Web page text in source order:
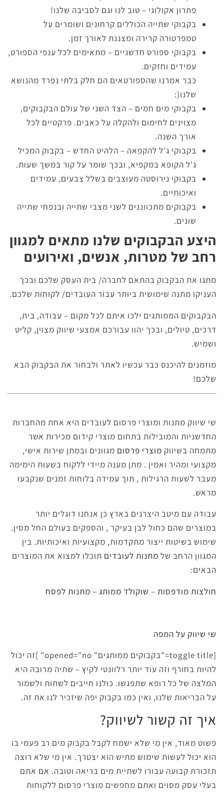
פתרון אקולוגי – טוב לנו וגם לסביבה שלנו!
בקבוקי שתייה הכוללים קרחונים ושומרים על
טמפרטורה קרירה ומצננת לאורך זמן.
בקבוקי ספורט חדשניים – מתאימים לכל ענפי הספורט,
עמידים וחזקים.
כבר אמרנו שהספורטאים הם חלק בלתי נפרד מהנושא
שלנו(:
בקבוקי מים חמים – הצד השני של עולם הבקבוקים,
מצוינים לחימום ולהקלה על כאבים. פרקטיים לכל
אורך השנה.
בקבוקי ג'ל להקפאה – הלהיט החדש – בקבוק המכיל
ג'ל הקופא במקפיא, ובכך שומר על קור במשך שעות.
בקבוקי נירוסטה מעוצבים בשלל צבעים, עמידים
ואיכותיים.
בקבוקים מתכווננים לשני מצבי שתייה ובנפחי שתייה
שונים.
היצע הבקבוקים שלנו מתאים למגוון
רחב של מטרות, אנשים, ואירועים
מתגו את הבקבוק בהתאם לחברה/ בית העסק שלכם ובכך
העניקו מתנה שימושית ביותר עבור העובדים/ לקוחות שלכם.
הבקבוקים הממותגים ילכו איתם לכל מקום – עבודה, בית,
דרכים, טיולים, ובכך יהוו עבורכם אמצעי שיווק מצוין, קליט
ושמיש.
מוזמנים להיכנס כבר עכשיו לאתר ולבחור את הבקבוק הבא
שלכם!
שי שיווק מתנות ומוצרי פרסום לעובדים היא אחת מהחברות
החדשניות והמובילות בתחום מוצרי קידום מכירות אשר
מתמחה בשיווק מוצרי פרסום מגוונים ובמתן שירות אישי,
מקצועי ומהיר ואמין . מתן מענה מיידי ללקוח בשעות הימימה
מעבר לשעות הרגילות , תוך עמידה בלוחות זמנים שנקבעו
מראש.
עבודה עם מיטב היצרנים בארץ כן אנחנו דוגלים יותר
במוצרים שהם כחול לבן בעיקר , והספקים בעולם החל מסין.
שימוש בשיטות ייצור מתקדמות, מִקצועיות ואיכותיות. בין
המגוון הרחב של מתנות לעובדים תוכלו למצוא את המוצרים
הבאים:
חולצות מודפסות – שוקולד ממותג – מתנות לפסח
שי שיווק על המפה
[toggle title="בקבוקים ממותגים" opened="no" ]זה יכול
להיות בחורף וזה עוד יותר רלוונטי לקיץ – שתיה מרובה היא
המלצה של כל רופא שתפגשו. כולנו חייבים לשתות ולשמור
על הבריאות שלנו, ואין כמו בקבוק יפה שיזכיר לנו את זה.
איך זה קשור לשיווק?
פשוט מאוד, אין מי שלא ישמח לקבל בקבוק מים רב פעמי בו
הוא יכול לעשות שימוש מתיש הוא יצטרך. אין מי שלא רוצה
תזכורת קבועה עבורו לשתיית מים בריאה וטובה. אם אתם
בעלי עסק מסוים ואתם מחפשים מוצרי פרסום ללקוחות